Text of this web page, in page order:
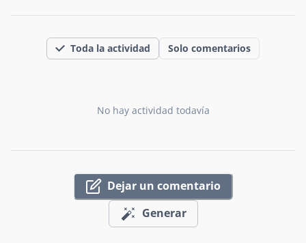
Toda la actividad Solo comentarios
No hay actividad todavía
Dejar un comentario
Generar